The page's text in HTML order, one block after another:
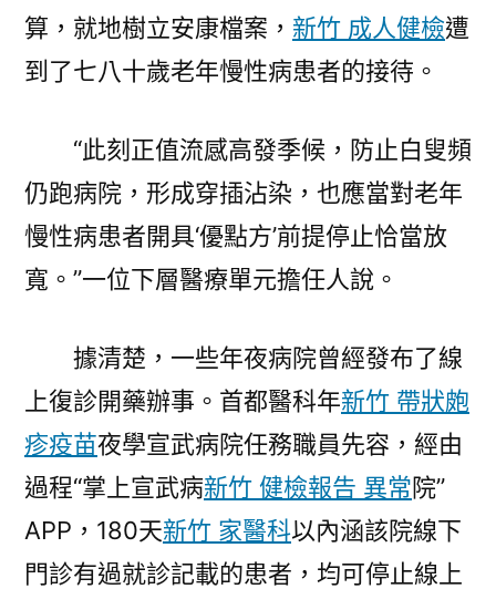
算，就地樹立安康檔案， 新竹 成人健檢遭
到了七八十歲老年慢性病患者的接待。
“此刻正值流感高發季候，防止白叟頻
仍跑病院，形成穿插沾染，也應當對老年
慢性病患者開具‘優點方’前提停止恰當放
寬。”一位下層醫療單元擔任人說。
據清楚，一些年夜病院曾經發布了線
上復診開藥辦事。首都醫科年新竹 帶狀皰
疹疫苗夜學宣武病院任務職員先容，經由
過程“掌上宣武病新竹 健檢報告 異常院”
APP，180天新竹 家醫科以內涵該院線下
門診有過就診記載的患者，均可停止線上